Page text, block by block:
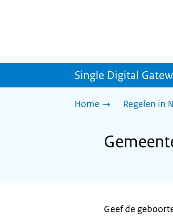
Single Digital
Home Regelen in
Geef de